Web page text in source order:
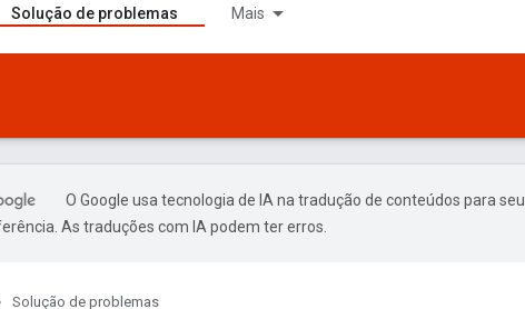
Solução de problemas Mais
O Google usa tecnologia de IA na tradução de conteúdos para seu
As traduções com IA podem ter erros.
Solução de problemas